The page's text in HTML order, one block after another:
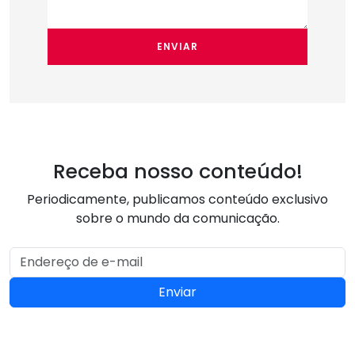
ENVIAR
Receba nosso conteúdo!
Periodicamente, publicamos conteúdo exclusivo
sobre o mundo da comunicação.
Enviar